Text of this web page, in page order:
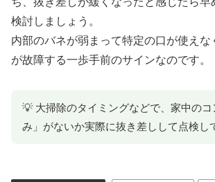
検討しましょう。
内部のバネが弱まって特定の口が使えな
が故障する一歩手前のサインなのです。
💡 大掃除のタイミングなどで、家中の
み」がないか実際に抜き差しして点検し